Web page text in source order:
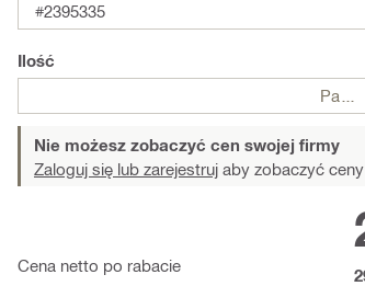
#2395335
Ilość
Nie możesz zobaczyć cen swojej firmy
Zaloguj się lub zarejestruj aby zobaczyć ceny
Cena netto po rabacie